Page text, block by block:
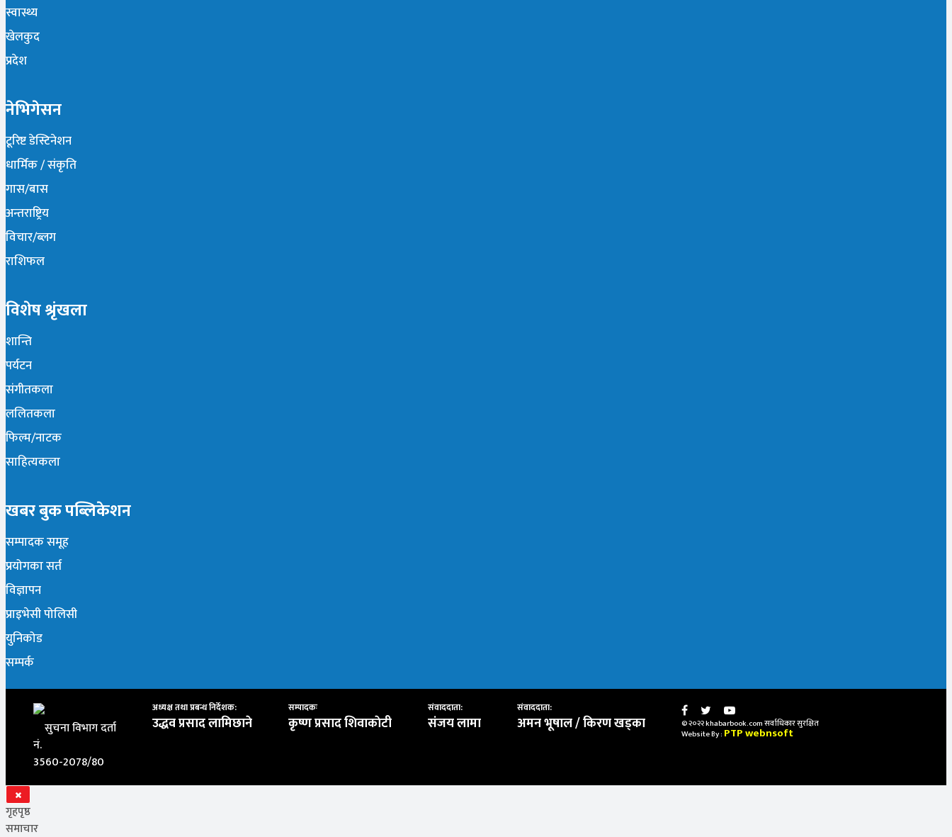
स्वास्थ्य
खेलकुद
प्रदेश
नेभिगेसन
टूरिष्ट डेस्टिनेशन
धार्मिक / संकृति
गास/बास
अन्तराष्ट्रिय
विचार/ब्लग
राशिफल
विशेष श्रृंखला
शान्ति
पर्यटन
संगीतकला
ललितकला
फिल्म/नाटक
साहित्यकला
खबर बुक पब्लिकेशन
सम्पादक समूह
प्रयोगका सर्त
विज्ञापन
प्राइभेसी पोलिसी
युनिकोड
सम्पर्क
सुचना विभाग दर्ता
नं.
3560-2078/80
अध्यक्ष तथा प्रबन्ध निर्देशक:
उद्धव प्रसाद लामिछाने
सम्पादकः
कृष्ण प्रसाद शिवाकाेटी
संवाददाता:
संजय लामा
संवाददाता:
अमन भूषाल / किरण खड्का
© २०२२ khabarbook.com सर्वाधिकार सुरक्षित
Website By : PTP webnsoft
गृहपृष्ठ
समाचार